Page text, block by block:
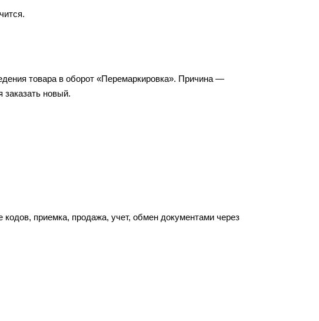
товара в оборот «Перемаркировка». Причина —
заказать новый.
приемка, продажа, учет, обмен документами через